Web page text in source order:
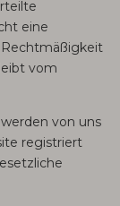
eine
vom
von uns
registriert